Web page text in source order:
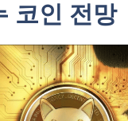
코인 전망